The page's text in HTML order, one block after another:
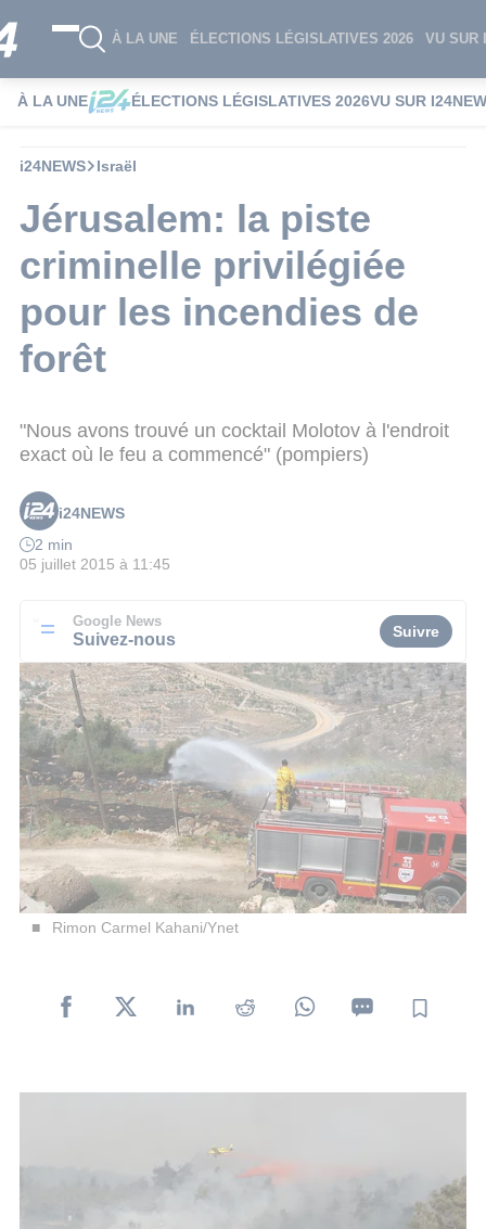
À LA UNE ÉLECTIONS LÉGISLATIVES 2026 VU SUR
À LA UNE ÉLECTIONS LÉGISLATIVES 2026VU SUR
i24NEWS Israël
Jérusalem: la piste
criminelle privilégiée
pour les incendies de
forêt
"Nous avons trouvé un cocktail Molotov à l'endroit
exact où le feu a commencé" (pompiers)
i24NEWS
2 min
05 juillet 2015 à 11:45
Google News
Suivez-nous Suivre
Rimon Carmel Kahani/Ynet